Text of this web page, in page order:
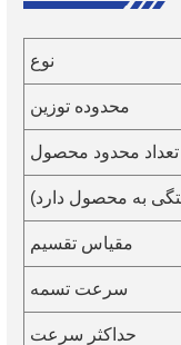
نوع
محدوده توزین
تعداد محدود محصول
مقیاس تقسیم
سرعت تسمه
حداکثر سرعت